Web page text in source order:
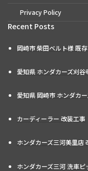
Privacy Policy
Recent Posts
岡崎市 柴田ベルト様 既
愛知県 ホンダカーズ刈
愛知県 岡崎市 ホンダカ
カーディーラー 改装工事
ホンダカーズ三河美里店
ホンダカーズ三河 洗車ピ